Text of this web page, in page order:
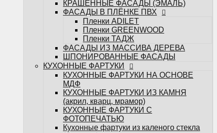
Кухонные фартуки из каленого стекла
(Скинали)
САНТЕХНИКА
Измельчители
Кухонные мойки
Кухонные смесители
БЫТОВАЯ ТЕХНИКА
Варочные поверхности
Вытяжки
Духовые шкафы
Посудомоечные машины
Стиральные машины
Холодильники и морозильные камеры
Шкафы винные
КРАШЕННЫЕ ФАСАДЫ (ЭМАЛЬ)
ФАСАДЫ В ПЛЁНКЕ ПВХ
Пленки ADILET
Пленки GREENWOOD
Пленки ТАДЖ
ФАСАДЫ ИЗ МАССИВА ДЕРЕВА
ШПОНИРОВАННЫЕ ФАСАДЫ
КУХОННЫЕ ФАРТУКИ
КУХОННЫЕ ФАРТУКИ НА ОСНОВЕ
МДФ
КУХОННЫЕ ФАРТУКИ ИЗ КАМНЯ
(акрил, кварц, мрамор)
КУХОННЫЕ ФАРТУКИ С
ФОТОПЕЧАТЬЮ
Кухонные фартуки из каленого стекла